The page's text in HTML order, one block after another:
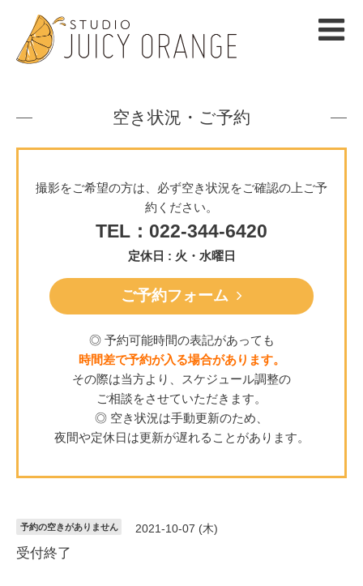
空き状況・ご予約
撮影をご希望の方は、必ず空き状況をご確認の上ご予
約ください。
TEL：022-344-6420
定休日 : 火・水曜日
ご予約フォーム
◎ 予約可能時間の表記があっても
時間差で予約が入る場合があります。
その際は当方より、スケジュール調整の
ご相談をさせていただきます。
◎ 空き状況は手動更新のため、
夜間や定休日は更新が遅れることがあります。
予約の空きがありません 2021-10-07 (木)
受付終了